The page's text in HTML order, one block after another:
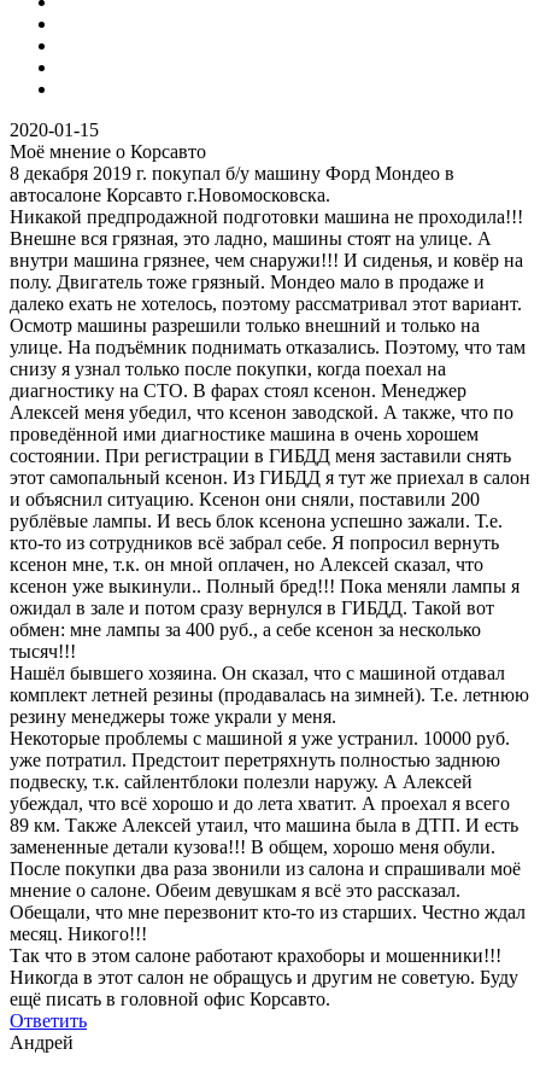
2020-01-15
Моё мнение о Корсавто
8 декабря 2019 г. покупал б/у машину Форд Мондео в
автосалоне Корсавто г.Новомосковска.
Никакой предпродажной подготовки машина не проходила!!!
Внешне вся грязная, это ладно, машины стоят на улице. А
внутри машина грязнее, чем снаружи!!! И сиденья, и ковёр на
полу. Двигатель тоже грязный. Мондео мало в продаже и
далеко ехать не хотелось, поэтому рассматривал этот вариант.
Осмотр машины разрешили только внешний и только на
улице. На подъёмник поднимать отказались. Поэтому, что там
снизу я узнал только после покупки, когда поехал на
диагностику на СТО. В фарах стоял ксенон. Менеджер
Алексей меня убедил, что ксенон заводской. А также, что по
проведённой ими диагностике машина в очень хорошем
состоянии. При регистрации в ГИБДД меня заставили снять
этот самопальный ксенон. Из ГИБДД я тут же приехал в салон
и объяснил ситуацию. Ксенон они сняли, поставили 200
рублёвые лампы. И весь блок ксенона успешно зажали. Т.е.
кто-то из сотрудников всё забрал себе. Я попросил вернуть
ксенон мне, т.к. он мной оплачен, но Алексей сказал, что
ксенон уже выкинули.. Полный бред!!! Пока меняли лампы я
ожидал в зале и потом сразу вернулся в ГИБДД. Такой вот
обмен: мне лампы за 400 руб., а себе ксенон за несколько
тысяч!!!
Нашёл бывшего хозяина. Он сказал, что с машиной отдавал
комплект летней резины (продавалась на зимней). Т.е. летнюю
резину менеджеры тоже украли у меня.
Некоторые проблемы с машиной я уже устранил. 10000 руб.
уже потратил. Предстоит перетряхнуть полностью заднюю
подвеску, т.к. сайлентблоки полезли наружу. А Алексей
убеждал, что всё хорошо и до лета хватит. А проехал я всего
89 км. Также Алексей утаил, что машина была в ДТП. И есть
замененные детали кузова!!! В общем, хорошо меня обули.
После покупки два раза звонили из салона и спрашивали моё
мнение о салоне. Обеим девушкам я всё это рассказал.
Обещали, что мне перезвонит кто-то из старших. Честно ждал
месяц. Никого!!!
Так что в этом салоне работают крахоборы и мошенники!!!
Никогда в этот салон не обращусь и другим не советую. Буду
ещё писать в головной офис Корсавто.
Ответить
Андрей